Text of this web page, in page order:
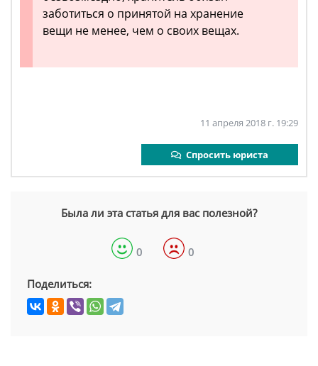
заботиться о принятой на хранение
вещи не менее, чем о своих вещах.
11 апреля 2018 г. 19:29
Спросить юриста
Была ли эта статья для вас полезной?
0 0
Поделиться: